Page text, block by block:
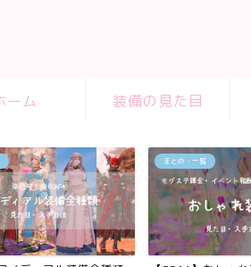
ーム 装備の見た目
まとめ・一覧